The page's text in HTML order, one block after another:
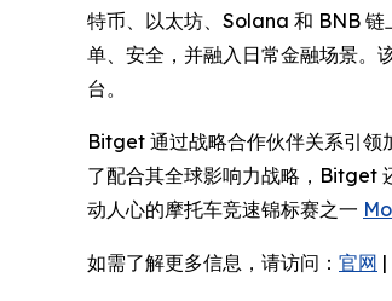
特币、以太坊、Solana 和 BNB 链
单、安全，并融入日常金融场景。
台。
Bitget 通过战略合作伙伴关系引领
了配合其全球影响力战略，Bitget
动人心的摩托车竞速锦标赛之一
如需了解更多信息，请访问： 官网 |